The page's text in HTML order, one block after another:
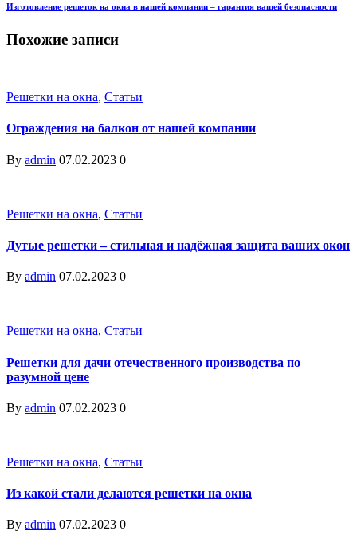
Изготовление решеток на окна в нашей компании – гарантия вашей безопасности
Похожие записи
Решетки на окна, Статьи
Ограждения на балкон от нашей компании
By admin 07.02.2023 0
Решетки на окна, Статьи
Дутые решетки – стильная и надёжная защита ваших окон
By admin 07.02.2023 0
Решетки на окна, Статьи
Решетки для дачи отечественного производства по
разумной цене
By admin 07.02.2023 0
Решетки на окна, Статьи
Из какой стали делаются решетки на окна
By admin 07.02.2023 0